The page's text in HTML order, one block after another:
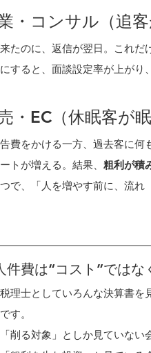
・コンサル（追客
たのに、返信が翌日。これ
すると、面談設定率が上がり
・EC（休眠客が
費をかける一方、過去客に
トが増える。結果、 粗利が積
で、「人を増やす前に、流れ
件費は“コスト”では
理士としていろんな決算書を
す。
削る対象」としか見ていない